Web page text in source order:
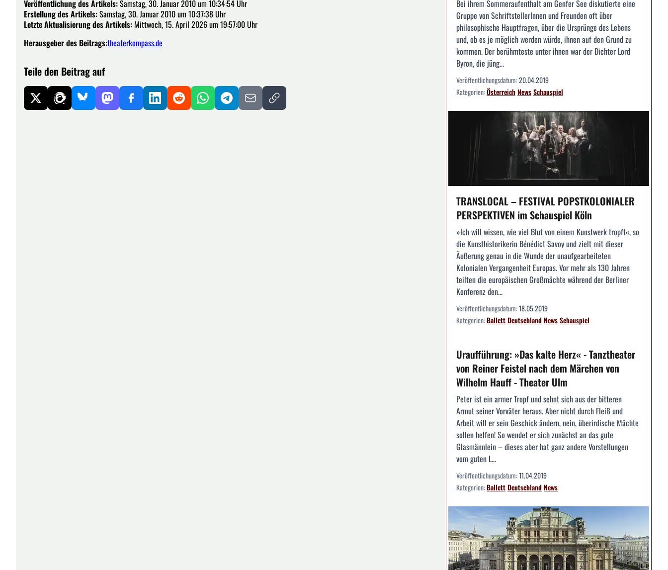
Veröffentlichung des Artikels:Samstag, 30. Januar 2010 um 10:34:54 Uhr
Erstellung des Artikels:Samstag, 30. Januar 2010 um 10:37:38 Uhr
Letzte Aktualisierung des Artikels: Mittwoch, 15. April 2026 um 19:57:00 Uhr
Herausgeber des Beitrags:theaterkompass.de
Teile den Beitrag auf
Bei ihrem Sommeraufenthalt am Genfer See diskutierte eine
Gruppe von SchriftstellerInnen und Freunden oft über
philosophische Hauptfragen, über die Ursprünge des Lebens
und, ob es je möglich werden würde, ihnen auf den Grund zu
kommen. Der berühmteste unter ihnen war der Dichter Lord
Byron, die jüng...
Veröffentlichungsdatum:20.04.2019
Kategorien:ÖsterreichNewsSchauspiel
TRANSLOCAL – FESTIVAL POPSTKOLONIALER
PERSPEKTIVEN im Schauspiel Köln
»Ich will wissen, wie viel Blut von einem Kunstwerk tropft«, so
die Kunsthistorikerin Bénédict Savoy und zielt mit dieser
Äußerung genau in die Wunde der unaufgearbeiteten
Kolonialen Vergangenheit Europas. Vor mehr als 130 Jahren
teilten die europäischen Großmächte während der Berliner
Konferenz den...
Veröffentlichungsdatum:18.05.2019
Kategorien:BallettDeutschlandNewsSchauspiel
Uraufführung: »Das kalte Herz« - Tanztheater
von Reiner Feistel nach dem Märchen von
Wilhelm Hauff - Theater Ulm
Peter ist ein armer Tropf und sehnt sich aus der bitteren
Armut seiner Vorväter heraus. Aber nicht durch Fleiß und
Arbeit will er sein Geschick ändern, nein, überirdische Mächte
sollen helfen! So wendet er sich zunächst an das gute
Glasmännlein – dieses aber hat ganz andere Vorstellungen
vom guten L...
Veröffentlichungsdatum:11.04.2019
Kategorien:BallettDeutschlandNews